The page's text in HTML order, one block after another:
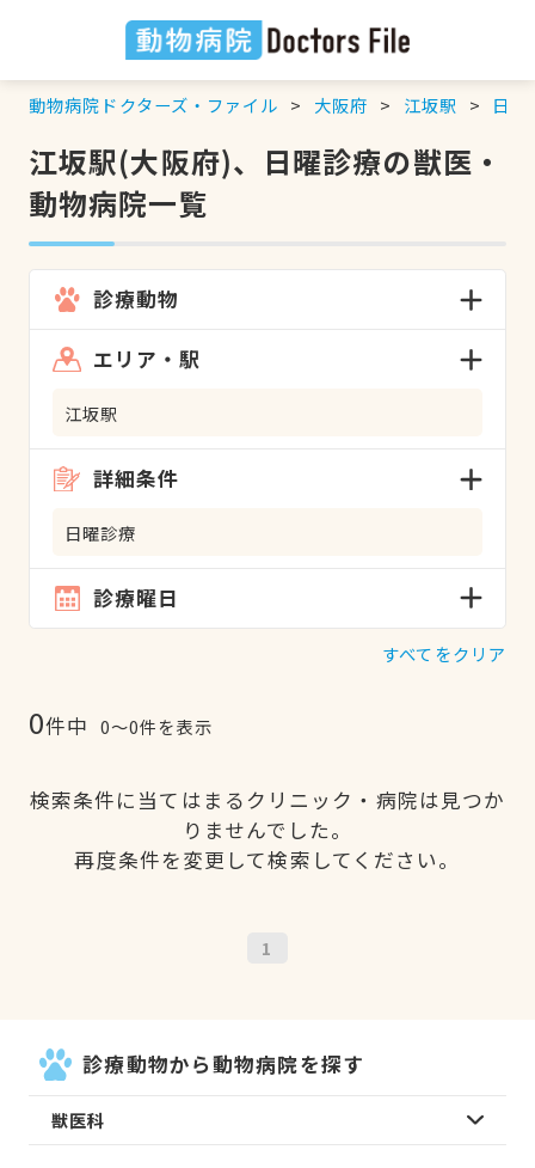
動物病院ドクターズ・ファイル 大阪府 江坂駅 日曜
江坂駅(大阪府)、日曜診療の獣医・
動物病院一覧
診療動物
エリア・駅
江坂駅
詳細条件
日曜診療
診療曜日
すべてをクリア
0件中 0〜0件を表示
検索条件に当てはまるクリニック・病院は見つか
りませんでした。
再度条件を変更して検索してください。
1
診療動物から動物病院を探す
獣医科